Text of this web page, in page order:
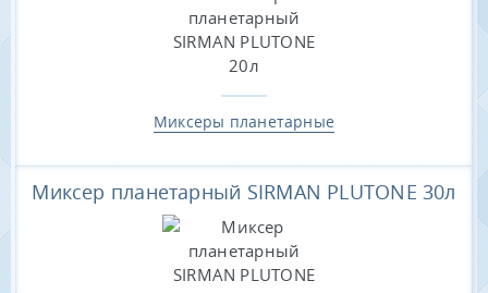
Миксеры планетарные
Миксер планетарный SIRMAN PLUTONE 30л